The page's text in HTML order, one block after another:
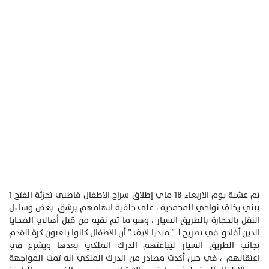
تم عشية يوم الاربعاء 18 ماي إطلاق سراح الاطفال قاطني تجزئة الفتح 1
ببني يخلف نواحي المحمدية ، على خلفية اتهامهم برشق بعض وساءل
النقل بالحجارة بالطريق السيار ، وهو ما تم نفيه من قبل أهالي الضحايا
الدين أفادو في تصريح لـ ” ميديا لايف ” أن الاطفال كانوا يلعبون كرة القدم
بجانب الطريق السيار ليباغتهم الدرك الملكي بعدها ويشرع في
اعتقالهم ، في حين أكدت مصادر من الدرك الملكي انه تمت المواجهة